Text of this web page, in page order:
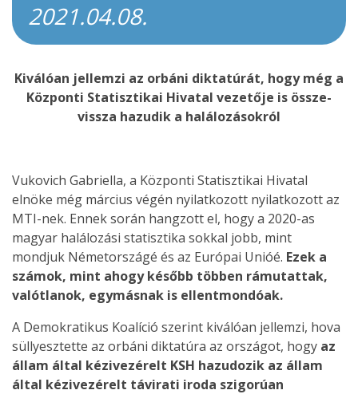
2021.04.08.
Kiválóan jellemzi az orbáni diktatúrát, hogy még a
Központi Statisztikai Hivatal vezetője is össze-
vissza hazudik a halálozásokról
Vukovich Gabriella, a Központi Statisztikai Hivatal
elnöke még március végén nyilatkozott nyilatkozott az
MTI-nek. Ennek során hangzott el, hogy a 2020-as
magyar halálozási statisztika sokkal jobb, mint
mondjuk Németországé és az Európai Unióé. Ezek a
számok, mint ahogy később többen rámutattak,
valótlanok, egymásnak is ellentmondóak.
A Demokratikus Koalíció szerint kiválóan jellemzi, hova
süllyesztette az orbáni diktatúra az országot, hogy az
állam által kézivezérelt KSH hazudozik az állam
által kézivezérelt távirati iroda szigorúan